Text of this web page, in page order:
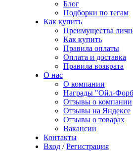
Блог
Подборки по тегам
Как купить
Преимущества
Как купить
Правила оплаты
Оплата и доставка
Правила возврата
О нас
О компании
Награды "Ойл-
Отзывы о компании
Отзывы на Яндексе
Отзывы о товарах
Вакансии
Контакты
Вход / Регистрация